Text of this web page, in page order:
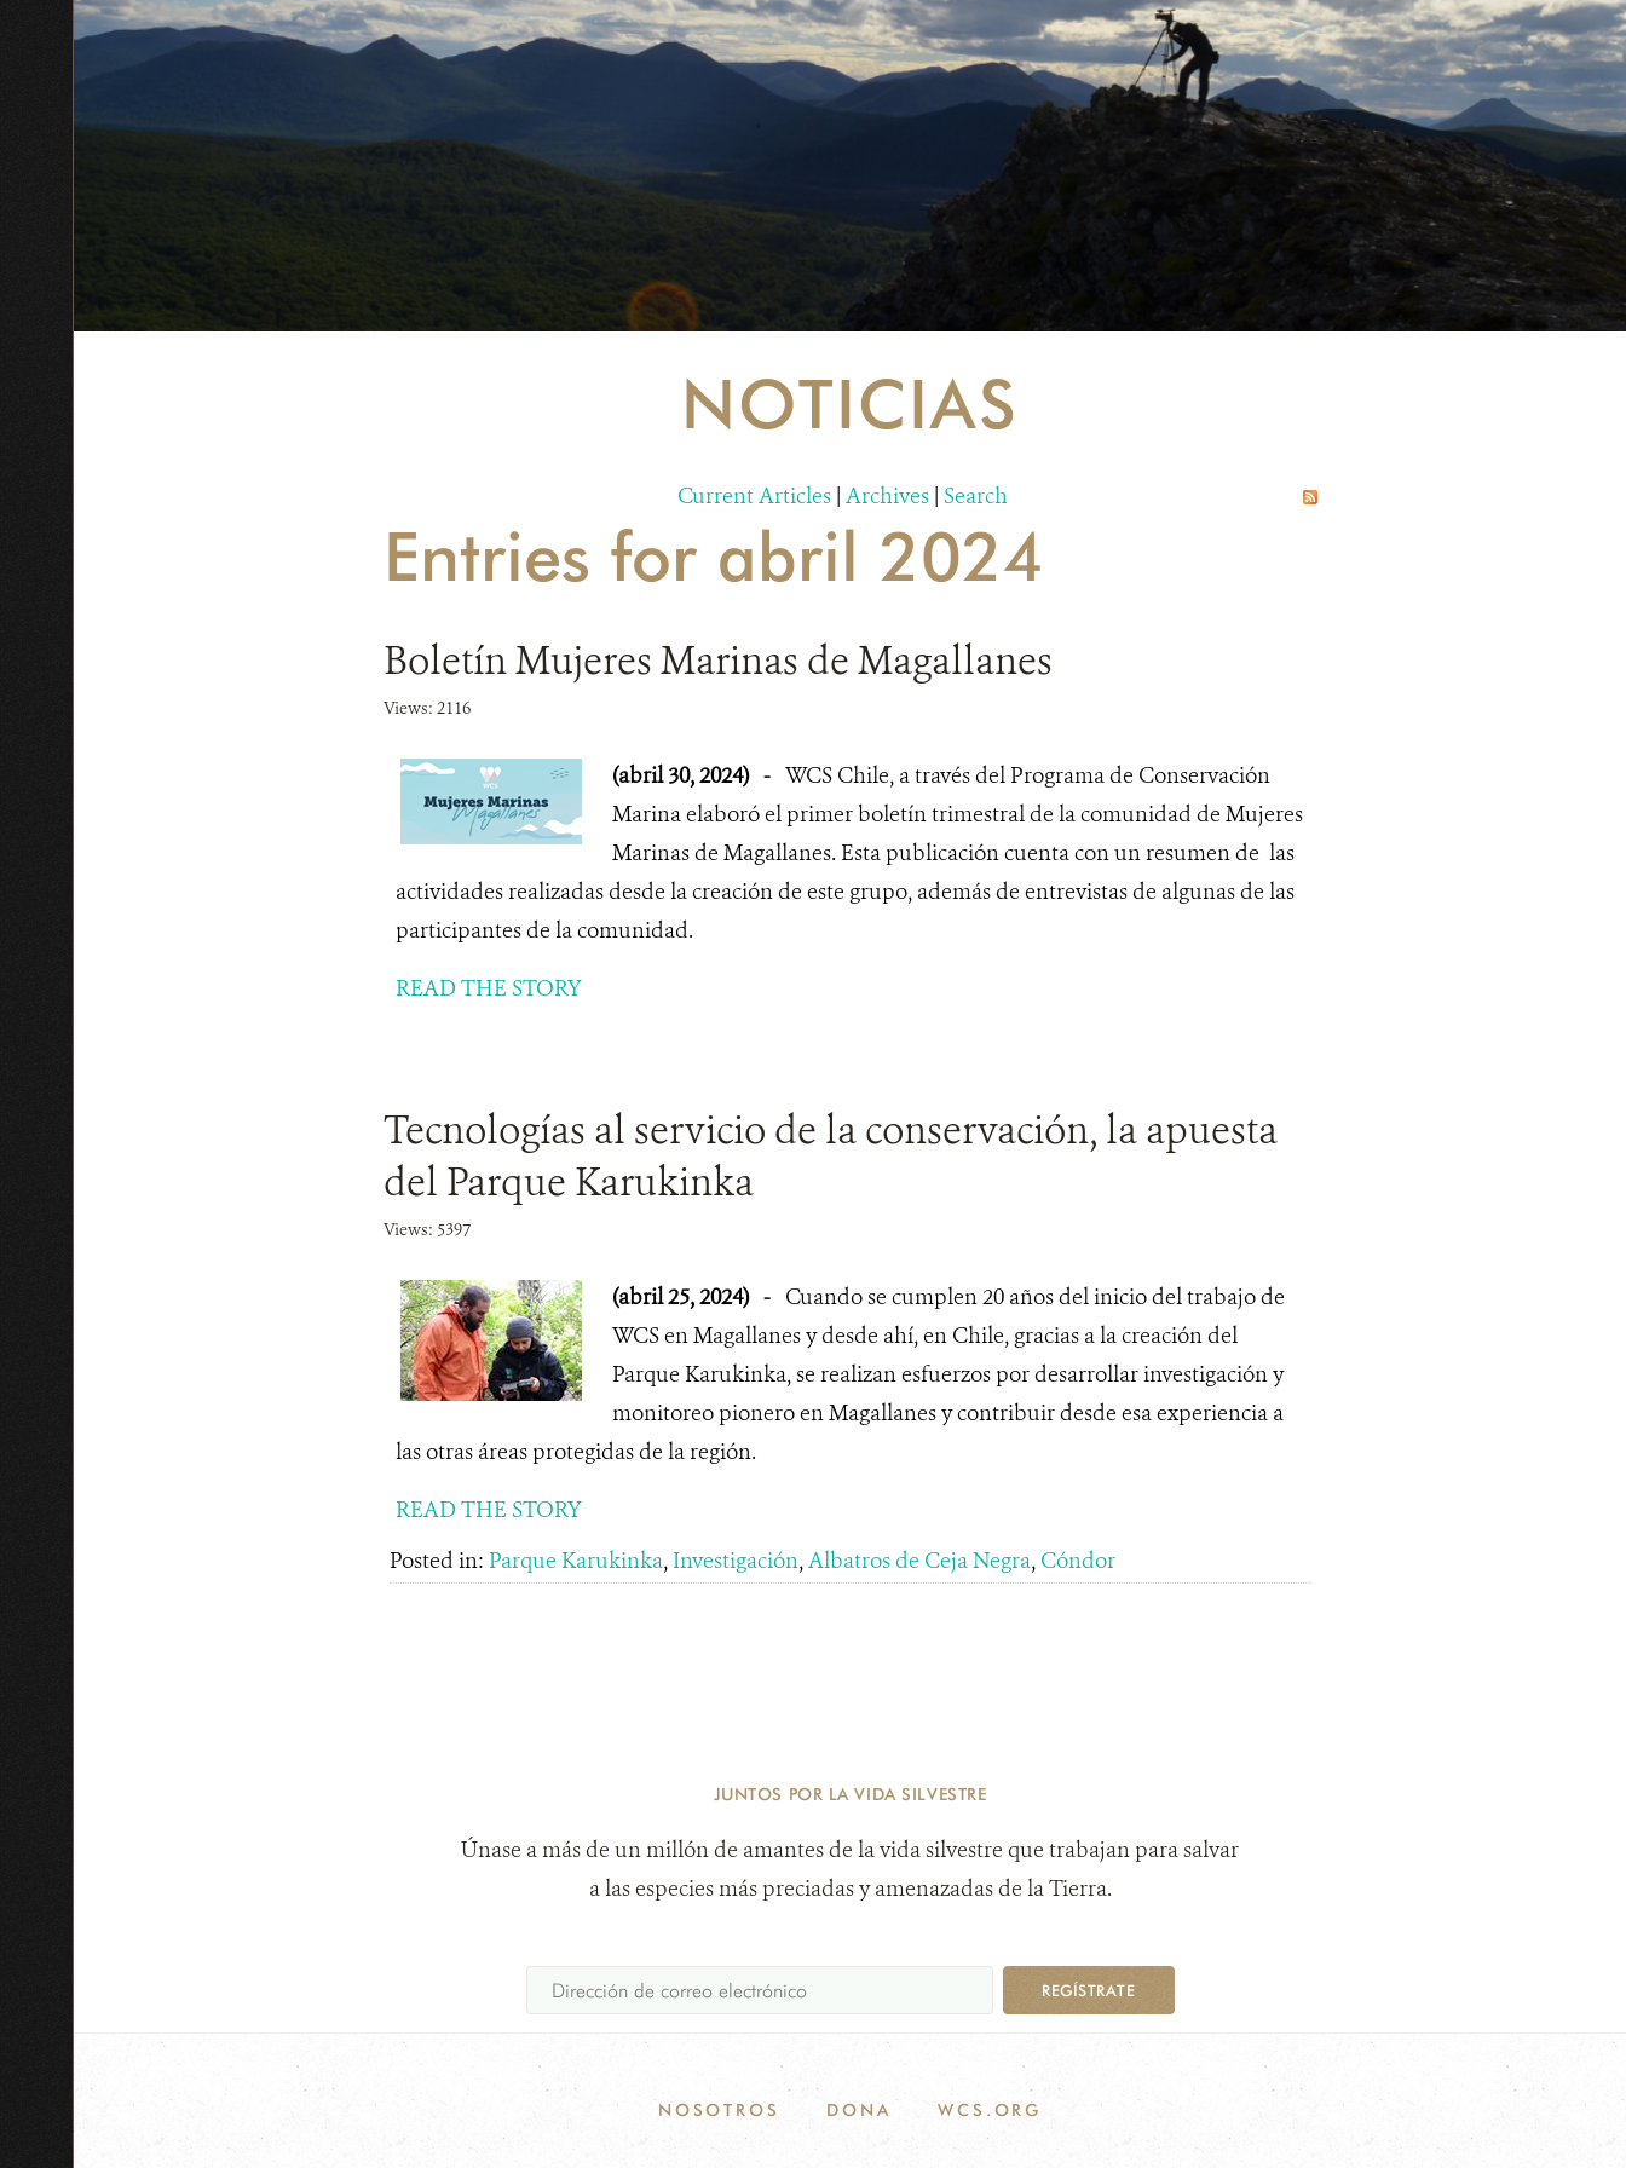
NOTICIAS
Current Articles | Archives | Search
Entries for abril 2024
Boletín Mujeres Marinas de Magallanes
Views: 2116
(abril 30, 2024) - WCS Chile, a través del Programa de Conservación
Marina elaboró el primer boletín trimestral de la comunidad de Mujeres
Marinas de Magallanes. Esta publicación cuenta con un resumen de las
actividades realizadas desde la creación de este grupo, además de entrevistas de algunas de las
participantes de la comunidad.
READ THE STORY
Tecnologías al servicio de la conservación, la apuesta
del Parque Karukinka
Views: 5397
(abril 25, 2024) - Cuando se cumplen 20 años del inicio del trabajo de
WCS en Magallanes y desde ahí, en Chile, gracias a la creación del
Parque Karukinka, se realizan esfuerzos por desarrollar investigación y
monitoreo pionero en Magallanes y contribuir desde esa experiencia a
las otras áreas protegidas de la región.
READ THE STORY
Posted in: Parque Karukinka, Investigación,Albatros de Ceja Negra, Cóndor
JUNTOS POR LA VIDA SILVESTRE
Únase a más de un millón de amantes de la vida silvestre que trabajan para salvar
a las especies más preciadas y amenazadas de la Tierra.
REGÍSTRATE
NOSOTROS DONA WCS.ORG